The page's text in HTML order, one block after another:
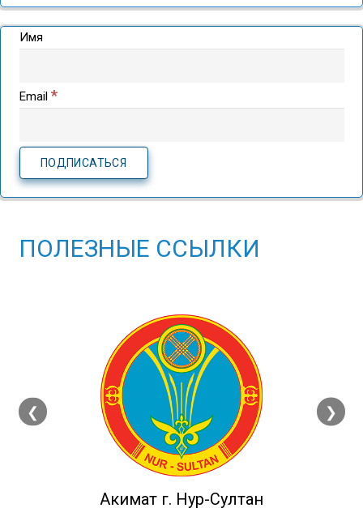
Имя
Email *
ПОЛЕЗНЫЕ ССЫЛКИ
❮
Акимат г. Нур-Султан
❯